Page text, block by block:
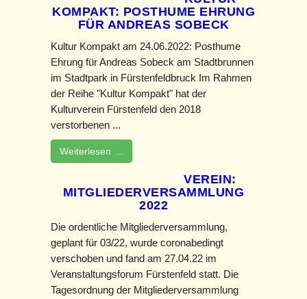
KOMPAKT: POSTHUME EHRUNG
FÜR ANDREAS SOBECK
Kultur Kompakt am 24.06.2022: Posthume
Ehrung für Andreas Sobeck am Stadtbrunnen
im Stadtpark in Fürstenfeldbruck Im Rahmen
der Reihe "Kultur Kompakt" hat der
Kulturverein Fürstenfeld den 2018
verstorbenen ...
Weiterlesen …
VEREIN:
MITGLIEDERVERSAMMLUNG
2022
Die ordentliche Mitgliederversammlung,
geplant für 03/22, wurde coronabedingt
verschoben und fand am 27.04.22 im
Veranstaltungsforum Fürstenfeld statt. Die
Tagesordnung der Mitgliederversammlung